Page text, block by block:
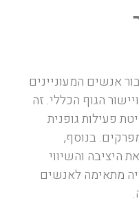
אנשים המעוניינים
הגוף הכללי. זה
פעילות גופנית
בנוסף,
היציבה והשיווי
מתאימה לאנשים